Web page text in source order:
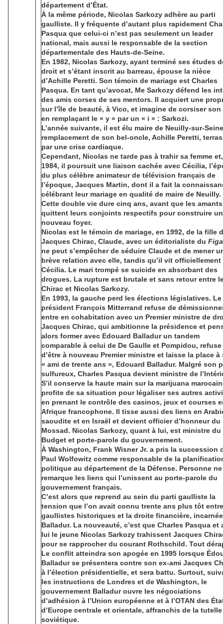
département d’État.
À la même période, Nicolas Sarkozy adhère au parti
gaulliste. Il y fréquente d’autant plus rapidement
Pasqua que celui-ci n’est pas seulement un leader
national, mais aussi le responsable de la section
départementale des Hauts-de-Seine.
En 1982, Nicolas Sarkozy, ayant terminé ses études
droit et s’étant inscrit au barreau, épouse la nièce
d’Achille Peretti. Son témoin de mariage est Charles
Pasqua. En tant qu’avocat, Me Sarkozy défend les
des amis corses de ses mentors. Il acquiert une
sur l’île de beauté, à Vico, et imagine de corsiser son
en remplaçant le « y » par un « i » : Sarkozi.
L’année suivante, il est élu maire de Neuilly-sur-
remplacement de son bel-oncle, Achille Peretti,
par une crise cardiaque.
Cependant, Nicolas ne tarde pas à trahir sa femme
1984, il poursuit une liaison cachée avec Cécilia,
du plus célèbre animateur de télévision français de
l’époque, Jacques Martin, dont il a fait la
célébrant leur mariage en qualité de maire de Neuilly.
Cette double vie dure cinq ans, avant que les
quittent leurs conjoints respectifs pour construire un
nouveau foyer.
Nicolas est le témoin de mariage, en 1992, de la fille
Jacques Chirac, Claude, avec un éditorialiste du
ne peut s’empêcher de séduire Claude et de mener
brève relation avec elle, tandis qu’il vit officiellement
Cécilia. Le mari trompé se suicide en absorbant des
drogues. La rupture est brutale et sans retour entre
Chirac et Nicolas Sarkozy.
En 1993, la gauche perd les élections législatives. Le
président François Mitterrand refuse de
entre en cohabitation avec un Premier ministre de
Jacques Chirac, qui ambitionne la présidence et
alors former avec Edouard Balladur un tandem
comparable à celui de De Gaulle et Pompidou, refuse
d’être à nouveau Premier ministre et laisse la place à
« ami de trente ans », Edouard Balladur. Malgré son
sulfureux, Charles Pasqua devient ministre de
S’il conserve la haute main sur la marijuana
profite de sa situation pour légaliser ses autres
en prenant le contrôle des casinos, jeux et courses
Afrique francophone. Il tisse aussi des liens en
saoudite et en Israël et devient officier d’honneur du
Mossad. Nicolas Sarkozy, quant à lui, est ministre du
Budget et porte-parole du gouvernement.
À Washington, Frank Wisner Jr. a pris la succession
Paul Wolfowitz comme responsable de la
politique au département de la Défense. Personne ne
remarque les liens qui l’unissent au porte-parole du
gouvernement français.
C’est alors que reprend au sein du parti gaulliste la
tension que l’on avait connu trente ans plus tôt
gaullistes historiques et la droite financière,
Balladur. La nouveauté, c’est que Charles Pasqua et
lui le jeune Nicolas Sarkozy trahissent Jacques
pour se rapprocher du courant Rothschild. Tout
Le conflit atteindra son apogée en 1995 lorsque
Balladur se présentera contre son ex-ami Jacques
à l’élection présidentielle, et sera battu. Surtout,
les instructions de Londres et de Washington, le
gouvernement Balladur ouvre les négociations
d’adhésion à l’Union européenne et à l’OTAN des
d’Europe centrale et orientale, affranchis de la tutelle
soviétique.